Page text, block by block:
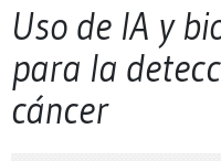
Uso de IA y
para la
cáncer